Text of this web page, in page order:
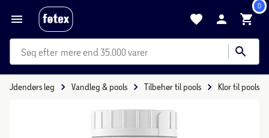
0
mere end 35.000 varer
Udendørs leg Vandleg & pools Tilbehør til pools Klor til pools